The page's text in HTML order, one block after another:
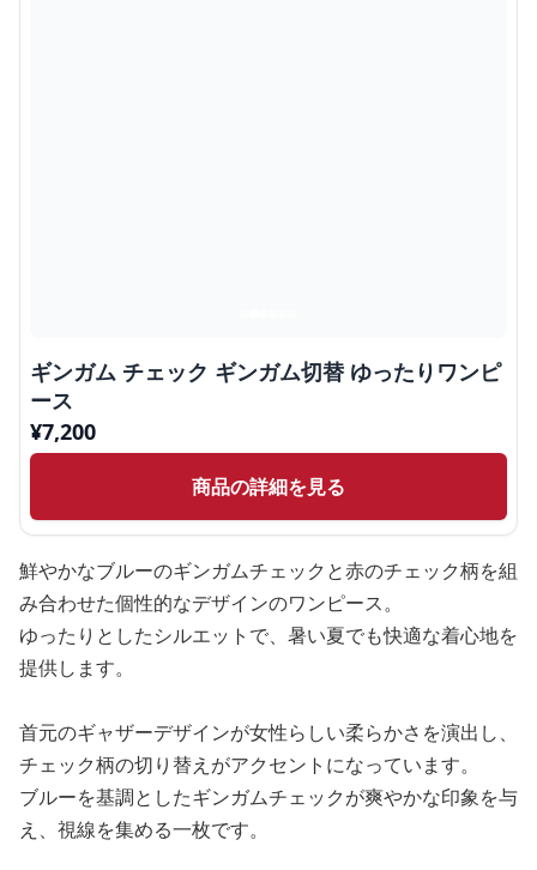
ギンガム チェック ギンガム切替 ゆったりワンピ
ース
¥7,200
商品の詳細を見る
鮮やかなブルーのギンガムチェックと赤のチェック柄を組
み合わせた個性的なデザインのワンピース。
ゆったりとしたシルエットで、暑い夏でも快適な着心地を
提供します。
首元のギャザーデザインが女性らしい柔らかさを演出し、
チェック柄の切り替えがアクセントになっています。
ブルーを基調としたギンガムチェックが爽やかな印象を与
え、視線を集める一枚です。